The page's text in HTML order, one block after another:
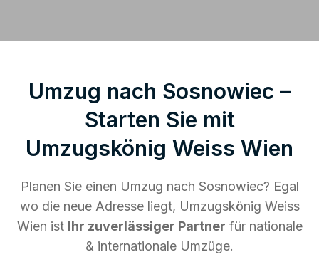
Umzug nach Sosnowiec –
Starten Sie mit
Umzugskönig Weiss Wien
Planen Sie einen Umzug nach Sosnowiec? Egal
wo die neue Adresse liegt, Umzugskönig Weiss
Wien ist Ihr zuverlässiger Partner für nationale
& internationale Umzüge.